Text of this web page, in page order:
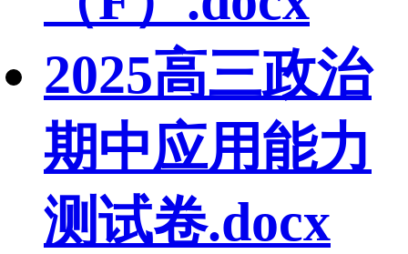
2025高三政治
期中应用能力
测试卷.docx